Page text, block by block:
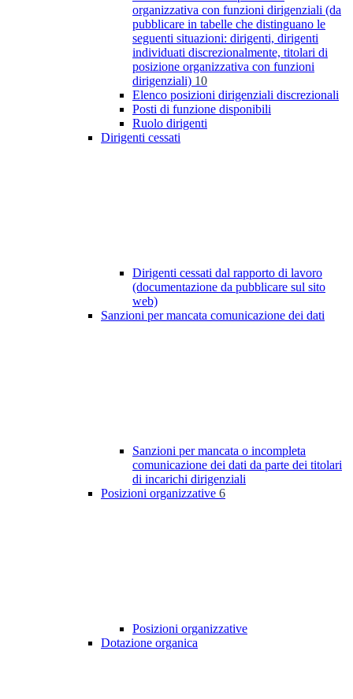
organizzativa con funzioni dirigenziali (da
pubblicare in tabelle che distinguano le
seguenti situazioni: dirigenti, dirigenti
individuati discrezionalmente, titolari di
posizione organizzativa con funzioni
dirigenziali) 10
Elenco posizioni dirigenziali discrezionali
Posti di funzione disponibili
Ruolo dirigenti
Dirigenti cessati
Dirigenti cessati dal rapporto di lavoro
(documentazione da pubblicare sul sito
web)
Sanzioni per mancata comunicazione dei dati
Sanzioni per mancata o incompleta
comunicazione dei dati da parte dei titolari
di incarichi dirigenziali
Posizioni organizzative 6
Posizioni organizzative
Dotazione organica